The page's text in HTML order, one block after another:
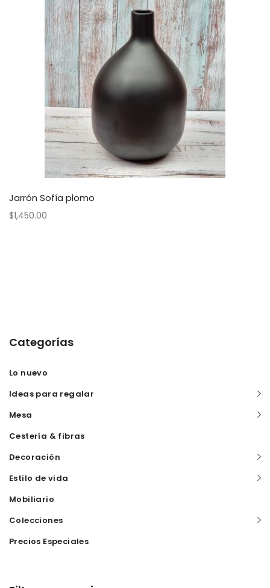
Jarrón Sofía plomo
$1,450.00
Categorías
Lo nuevo
Ideas para regalar
Mesa
Cestería & fibras
Decoración
Estilo de vida
Mobiliario
Colecciones
Precios Especiales